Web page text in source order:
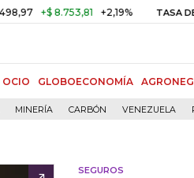
+$ 8.753,81 +2,19% TASA DE
OCIO GLOBOECONOMÍA
MINERÍA CARBÓN VENEZUELA
SEGUROS